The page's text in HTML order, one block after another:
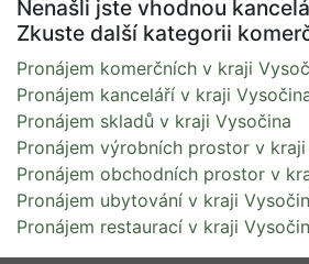
Nenašli jste vhodnou
Zkuste další kategorii
Pronájem komerčních v kraji
Pronájem kanceláří v kraji
Pronájem skladů v kraji Vysočina
Pronájem výrobních prostor v
Pronájem obchodních prostor v
Pronájem ubytování v kraji
Pronájem restaurací v kraji